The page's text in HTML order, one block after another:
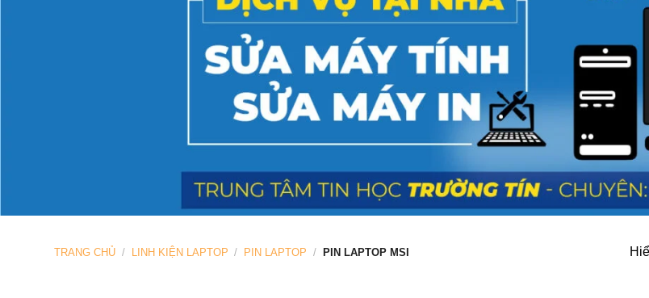
TRANG CHỦ / LINH KIỆN LAPTOP / PIN LAPTOP / PIN LAPTOP MSI